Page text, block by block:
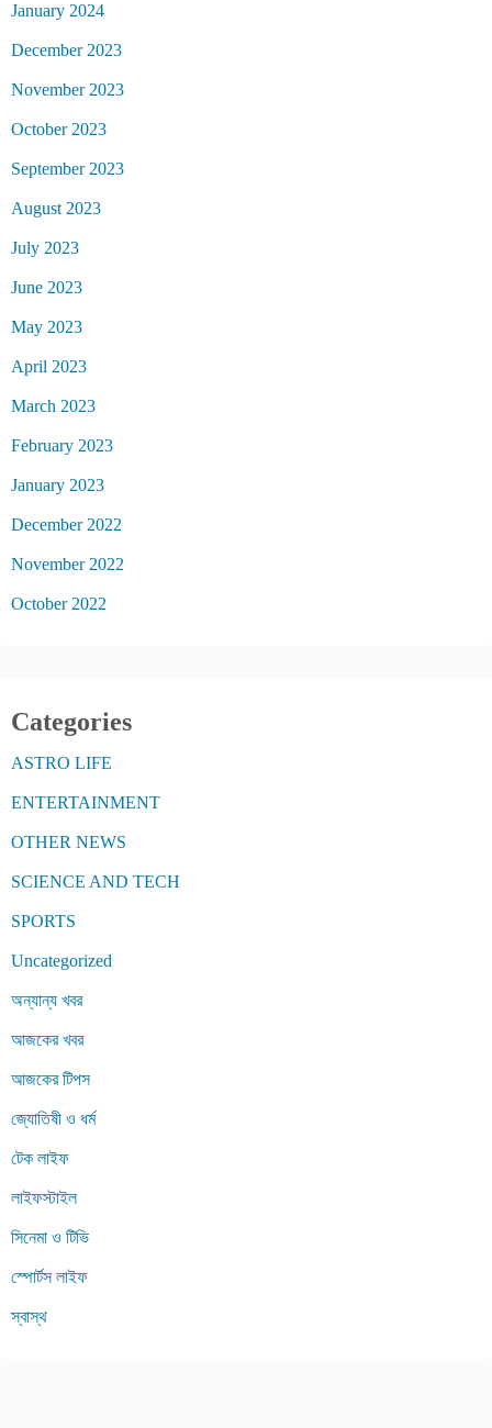
January 2024
December 2023
November 2023
October 2023
September 2023
August 2023
July 2023
June 2023
May 2023
April 2023
March 2023
February 2023
January 2023
December 2022
November 2022
October 2022
Categories
ASTRO LIFE
ENTERTAINMENT
OTHER NEWS
SCIENCE AND TECH
SPORTS
Uncategorized
অন্যান্য খবর
আজকের খবর
আজকের টিপস
জ্যোতিষী ও ধর্ম
টেক লাইফ
লাইফস্টাইল
সিনেমা ও টিভি
স্পোর্টস লাইফ
স্বাস্থ